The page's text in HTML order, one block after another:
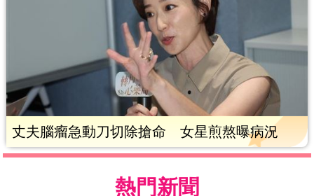
丈夫腦瘤急動刀切除搶命 女星煎熬曝病況
熱門新聞